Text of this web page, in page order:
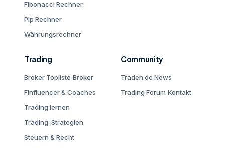
Fibonacci Rechner
Pip Rechner
Währungsrechner
Trading
Broker Topliste Broker
Finfluencer & Coaches
Trading lernen
Trading-Strategien
Steuern & Recht
Community
Traden.de News
Trading Forum Kontakt